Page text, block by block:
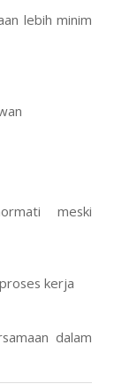
lebih minim
meski
kerja
dalam